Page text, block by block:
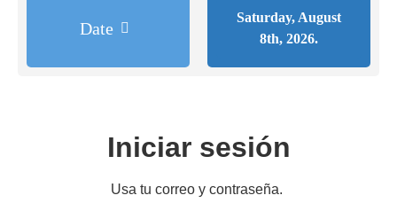
Date
Saturday, August
8th, 2026.
Iniciar sesión
Usa tu correo y contraseña.